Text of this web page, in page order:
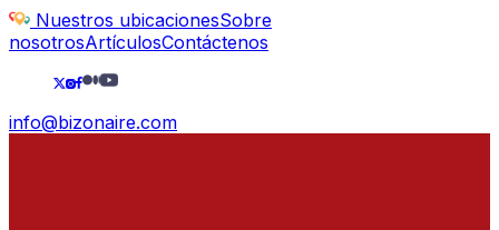
Nuestros ubicacionesSobre
nosotrosArtículosContáctenos
info@bizonaire.com